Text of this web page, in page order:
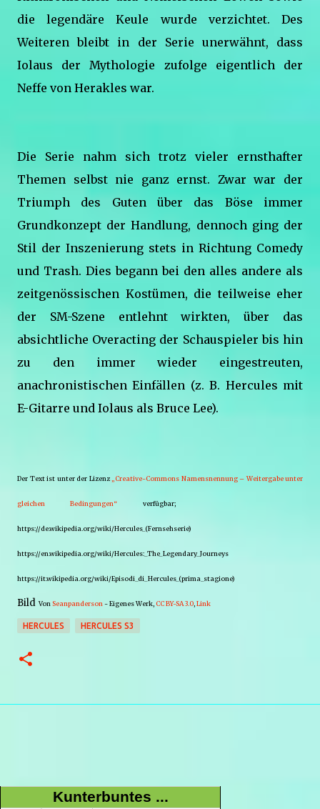
die legendäre Keule wurde verzichtet. Des
Weiteren bleibt in der Serie unerwähnt, dass
Iolaus der Mythologie zufolge eigentlich der
Neffe von Herakles war.
Die Serie nahm sich trotz vieler ernsthafter
Themen selbst nie ganz ernst. Zwar war der
Triumph des Guten über das Böse immer
Grundkonzept der Handlung, dennoch ging der
Stil der Inszenierung stets in Richtung Comedy
und Trash. Dies begann bei den alles andere als
zeitgenössischen Kostümen, die teilweise eher
der SM-Szene entlehnt wirkten, über das
absichtliche Overacting der Schauspieler bis hin
zu den immer wieder eingestreuten,
anachronistischen Einfällen (z. B. Hercules mit
E-Gitarre und Iolaus als Bruce Lee).
Der Text ist unter der Lizenz „Creative-Commons Namensnennung – Weitergabe unter
gleichen Bedingungen“ verfügbar;
https://de.wikipedia.org/wiki/Hercules_(Fernsehserie)
https://en.wikipedia.org/wiki/Hercules:_The_Legendary_Journeys
https://it.wikipedia.org/wiki/Episodi_di_Hercules_(prima_stagione)
Bild Von Seanpanderson -Eigenes Werk CC BY-SA 3.0 Link
HERCULES HERCULES S3
Kunterbuntes ...